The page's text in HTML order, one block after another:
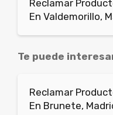
Reclamar
En Valdemorillo,
Te puede
Reclamar
En Brunete,